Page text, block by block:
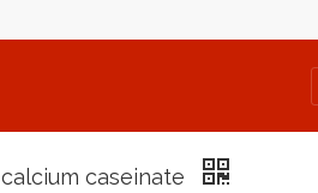
calcium caseinate